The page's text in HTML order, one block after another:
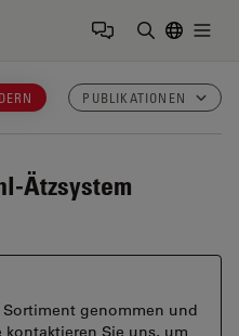
PUBLIKATIONEN
Ätzsystem
genommen und
Sie uns, um